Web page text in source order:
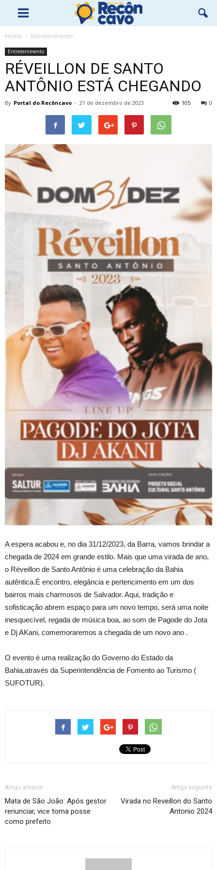
Home Entretenimento
Entretenimento
RÉVEILLON DE SANTO
ANTÔNIO ESTÁ CHEGANDO
By Portal do Recôncavo - 21 de dezembro de 2023 0
105
A espera acabou e, no dia 31/12/2023, da Barra, vamos brindar a
chegada de 2024 em grande estilo. Mais que uma virada de ano,
o Réveillon de Santo Antônio é uma celebração da Bahia
autêntica.É encontro, elegância e pertencimento em um dos
bairros mais charmosos de Salvador. Aqui, tradição e
sofisticação abrem espaço para um novo tempo, será uma noite
inesquecível, regada de música boa, ao som de Pagode do Jota
e Dj AKani, comemoraremos a chegada de um novo ano .
O evento é uma realização do Governo do Estado da
Bahia,através da Superintendência de Fomento ao Turismo (
SUFOTUR).
Artigo anterior
Mata de São João: Após gestor
renunciar, vice toma posse
como prefeito
Artigo seguinte
Virada no Reveillon do Santo
Antonio 2024